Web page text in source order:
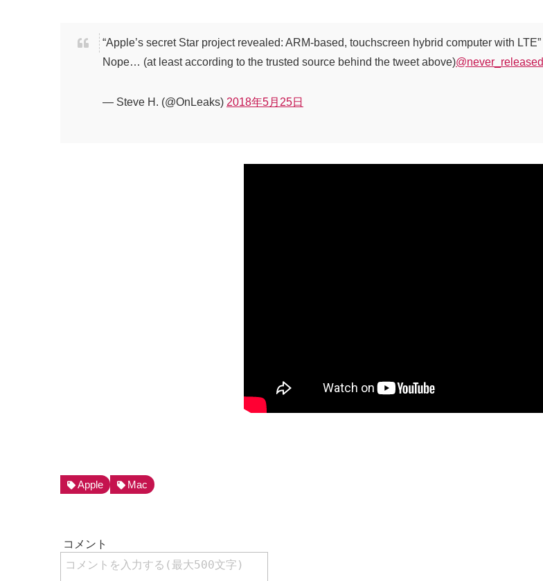
“Apple’s secret Star project revealed: ARM-based, touchscreen hybrid computer with LTE”
Nope… (at least according to the trusted source behind the tweet above)@never_released
— Steve H. (@OnLeaks) 2018年5月25日
Apple Mac